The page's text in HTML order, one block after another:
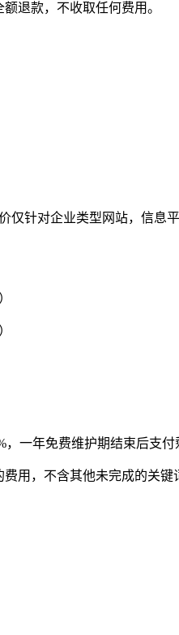
退款，不收取任何费用。
针对企业类型网站，信息
一年免费维护期结束后支付
用，不含其他未完成的关键